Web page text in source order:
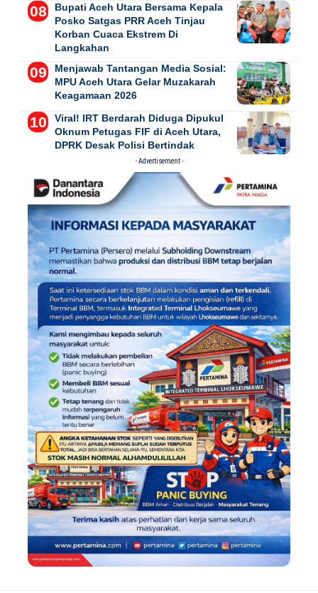
Bupati Aceh Utara Bersama Kepala
Posko Satgas PRR Aceh Tinjau
Korban Cuaca Ekstrem Di
Langkahan
Menjawab Tantangan Media Sosial:
MPU Aceh Utara Gelar Muzakarah
Keagamaan 2026
Viral! IRT Berdarah Diduga Dipukul
Oknum Petugas FIF di Aceh Utara,
DPRK Desak Polisi Bertindak
- Advertisement -